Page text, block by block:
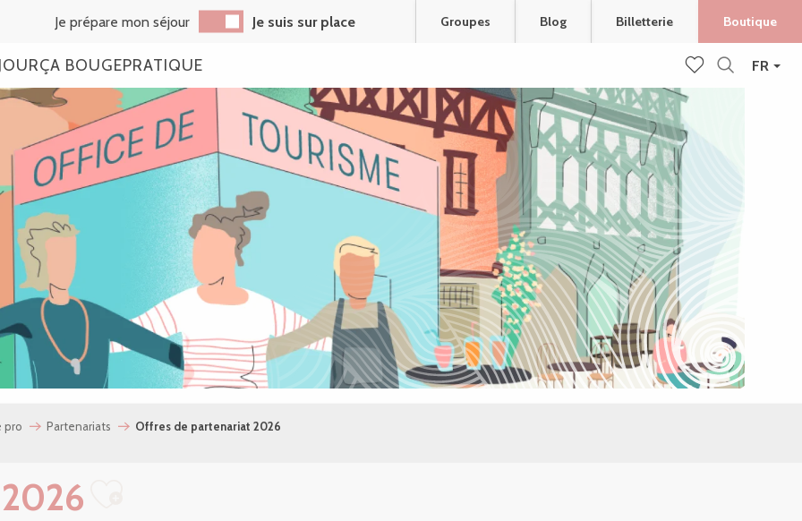
Voir les favoris
FR
Je prépare mon séjour Je suis sur place Groupes Blog Billetterie Boutique
ÇA BOUGEPRATIQUE
pro Partenariats Offres de partenariat 2026